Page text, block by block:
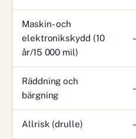
Maskin- och
elektronikskydd (10
år/15 000 mil)
Räddning och
bärgning
Allrisk (drulle)